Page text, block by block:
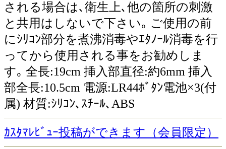
される場合は､衛生上､他の箇所の刺激
と共用はしないで下さい｡ ご使用の前
にｼﾘｺﾝ部分を煮沸消毒やｴﾀﾉｰﾙ消毒を行
ってから使用される事をお勧めしま
す｡ 全長:19cm 挿入部直径:約6mm 挿入
部全長:10.5cm 電源:LR44ﾎﾞﾀﾝ電池×3(付
属) 材質:ｼﾘｺﾝ､ｽﾁｰﾙ､ABS
ｶｽﾀﾏﾚﾋﾞｭｰ投稿ができます（会員限定）